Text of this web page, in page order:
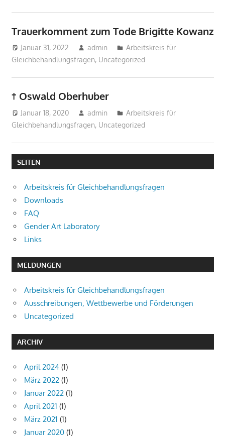
Trauerkomment zum Tode Brigitte Kowanz
Januar 31, 2022 admin
Arbeitskreis für
Gleichbehandlungsfragen, Uncategorized
† Oswald Oberhuber
Januar 18, 2020 admin
Arbeitskreis für
Gleichbehandlungsfragen, Uncategorized
SEITEN
Arbeitskreis für Gleichbehandlungsfragen
Downloads
FAQ
Gender Art Laboratory
Links
MELDUNGEN
Arbeitskreis für Gleichbehandlungsfragen
Ausschreibungen, Wettbewerbe und Förderungen
Uncategorized
ARCHIV
April 2024 (1)
März 2022 (1)
Januar 2022 (1)
April 2021 (1)
März 2021 (1)
Januar 2020 (1)